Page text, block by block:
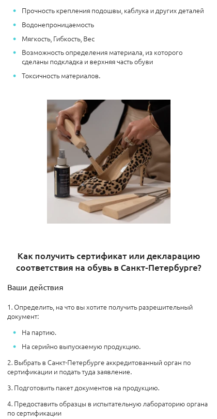
Прочность крепления подошвы, каблука и других деталей
Водонепроницаемость
Мягкость, Гибкость, Вес
Возможность определения материала, из которого
сделаны подкладка и верхняя часть обуви
Токсичность материалов.
Как получить сертификат или декларацию
соответствия на обувь в Санкт-Петербурге?
Ваши действия
1. Определить, на что вы хотите получить разрешительный
документ:
На партию.
На серийно выпускаемую продукцию.
2. Выбрать в Санкт-Петербурге аккредитованный орган по
сертификации и подать туда заявление.
3. Подготовить пакет документов на продукцию.
4. Предоставить образцы в испытательную лабораторию органа
по сертификации